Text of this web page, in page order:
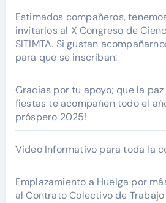
Estimados compañeros,
invitarlos al X Congreso de
SITIMTA. Si gustan
para que se inscriban:
Gracias por tu apoyo; que la
fiestas te acompañen todo el
próspero 2025!
Video Informativo para toda la
Emplazamiento a Huelga por
al Contrato Colectivo de Trabajo